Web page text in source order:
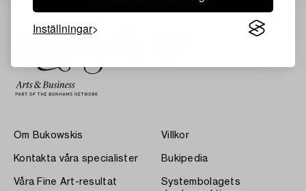
Inställningar
Om Bukowskis
Kontakta våra specialister
Våra Fine Art-resultat
Villkor
Bukipedia
Systembolagets